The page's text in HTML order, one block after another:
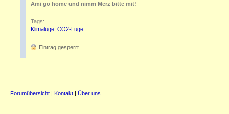
Ami go home und nimm Merz bitte mit!
Tags:
Klimalüge CO2-Lüge
Eintrag gesperrt
Forumübersicht | Kontakt | Über uns